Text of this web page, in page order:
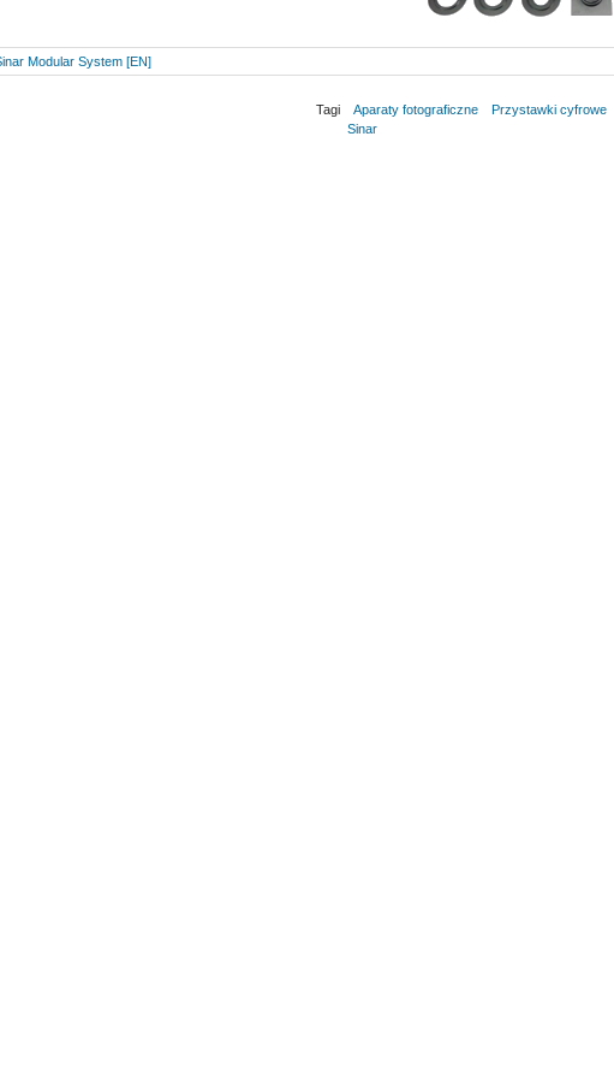
Modular System [EN]
Tagi Aparaty fotograficzne Przystawki cyfrowe
Sinar